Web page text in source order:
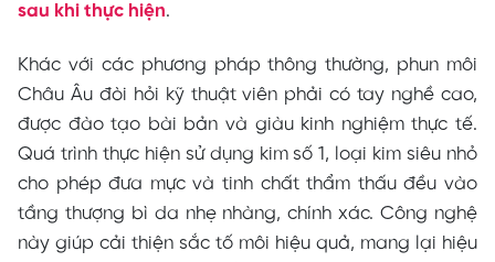
sau khi thực hiện.
Khác với các phương pháp thông thường, phun môi
Châu Âu đòi hỏi kỹ thuật viên phải có tay nghề cao,
được đào tạo bài bản và giàu kinh nghiệm thực tế.
Quá trình thực hiện sử dụng kim số 1, loại kim siêu nhỏ
cho phép đưa mực và tinh chất thẩm thấu đều vào
tầng thượng bì da nhẹ nhàng, chính xác. Công nghệ
này giúp cải thiện sắc tố môi hiệu quả, mang lại hiệu